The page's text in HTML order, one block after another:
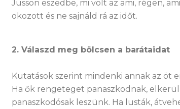
Jusson eszedbe, mi volt az ami, régen,
okozott és ne sajnáld rá az időt.
2. Válaszd meg bölcsen a barátaidat
Kutatások szerint mindenki annak az öt
Ha ők rengeteget panaszkodnak,
panaszkodósak leszünk. Ha lusták,